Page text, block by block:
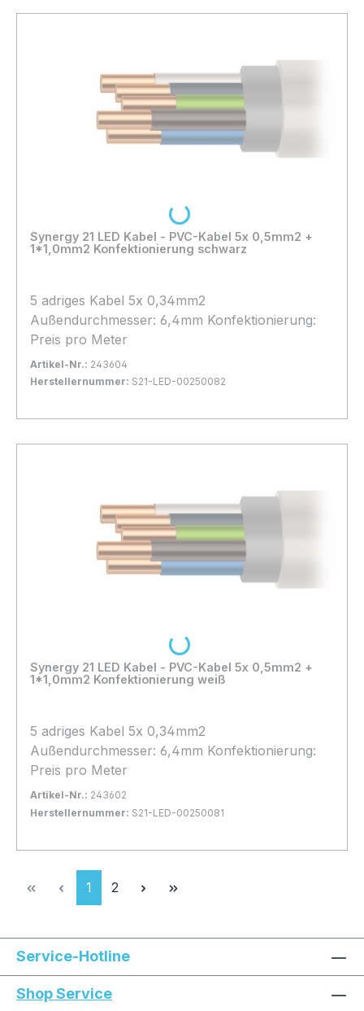
Synergy 21 LED Kabel - PVC-Kabel 5x 0,5mm2 +
1*1,0mm2 Konfektionierung schwarz
5 adriges Kabel 5x 0,34mm2
Außendurchmesser: 6,4mm Konfektionierung:
Preis pro Meter
Artikel-Nr.: 243604
Herstellernummer: S21-LED-00250082
In den Warenkorb
Loading...
Synergy 21 LED Kabel - PVC-Kabel 5x 0,5mm2 +
1*1,0mm2 Konfektionierung weiß
5 adriges Kabel 5x 0,34mm2
Außendurchmesser: 6,4mm Konfektionierung:
Preis pro Meter
Artikel-Nr.: 243602
Herstellernummer: S21-LED-00250081
In den Warenkorb
Loading...
Seite
1 Seite
2
Service-Hotline
Shop Service